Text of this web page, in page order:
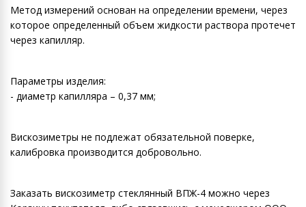
Метод измерений основан на определении времени, через
которое определенный объем жидкости раствора протечет
через капилляр.
Параметры изделия:
- диаметр капилляра – 0,37 мм;
Виcкозиметры не подлежат обязательной поверке,
калибровка производится добровольно.
Заказать вискозиметр стеклянный ВПЖ-4 можно через